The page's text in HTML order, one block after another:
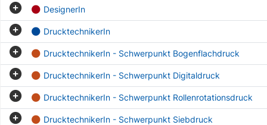
DesignerIn
DrucktechnikerIn
DrucktechnikerIn - Schwerpunkt Bogenflachdruck
DrucktechnikerIn - Schwerpunkt Digitaldruck
DrucktechnikerIn - Schwerpunkt Rollenrotationsdruck
DrucktechnikerIn - Schwerpunkt Siebdruck